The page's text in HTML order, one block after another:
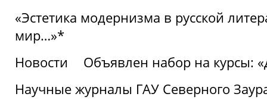
«Эстетика модернизма в русской
мир…»*
Новости
Объявлен набор на курсы:
Научные журналы ГАУ Северного